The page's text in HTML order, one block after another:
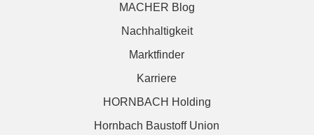
MACHER Blog
Nachhaltigkeit
Marktfinder
Karriere
HORNBACH Holding
Hornbach Baustoff Union